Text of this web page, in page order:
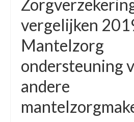
vergelijken
Mantelzorg
ondersteuning
andere